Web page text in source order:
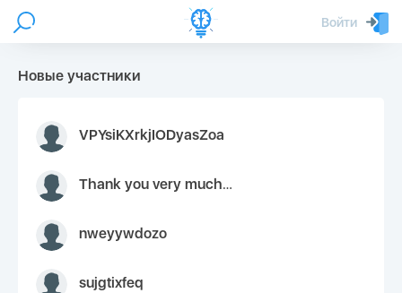
Войти
Новые участники
VPYsiKXrkjIODyasZoa
Thank you very much for your inquiry We appreciate you 9126052 https://youtube.com faceapple !
nweyywdozo
sujgtixfeq